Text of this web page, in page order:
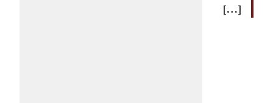
[…]